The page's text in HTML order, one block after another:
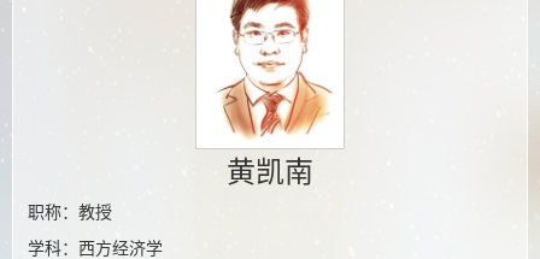
黄凯南
职称：教授
学科：西方经济学